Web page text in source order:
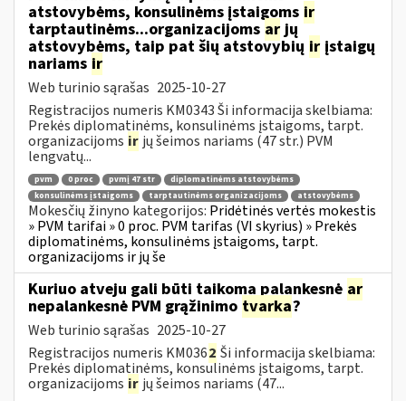
atstovybėms, konsulinėms įstaigoms ir
tarptautinėms...organizacijoms arjų
atstovybėms, taip pat šių atstovybių ir įstaigų
nariams ir
Web turinio sąrašas 2025-10-27
Registracijos numeris KM0343 Ši informacija skelbiama:
Prekės diplomatinėms, konsulinėms įstaigoms, tarpt.
organizacijoms ir jų šeimos nariams (47 str.) PVM
lengvatų...
pvm 0 proc pvmį 47 str
diplomatinėms atstovybėms
konsulinėms įstaigoms
tarptautinėms organizacijoms atstovybėms
Mokesčių žinyno kategorijos: Pridėtinės vertės mokestis
» PVM tarifai » 0 proc. PVM tarifas (VI skyrius) » Prekės
diplomatinėms, konsulinėms įstaigoms, tarpt.
organizacijoms ir jų še
Kuriuo atveju gali būti taikoma palankesnė ar
nepalankesnė PVM grąžinimo tvarka?
Web turinio sąrašas 2025-10-27
Registracijos numeris KM0362 Ši informacija skelbiama:
Prekės diplomatinėms, konsulinėms įstaigoms, tarpt.
organizacijoms ir jų šeimos nariams (47...